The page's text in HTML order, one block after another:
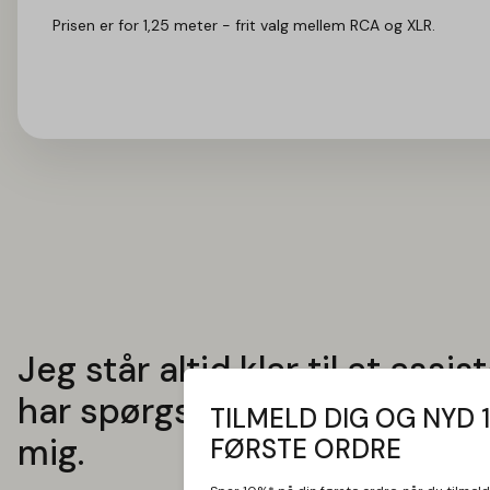
Prisen er for 1,25 meter - frit valg mellem RCA og XLR.
Jeg står altid klar til at
har spørgsmål. Tøv ikke
mig.
TILMELD DIG OG NYD
FØRSTE ORDRE